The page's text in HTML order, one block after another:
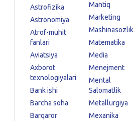
Astrofizika
Astronomiya
Atrof-muhit
fanlari
Aviatsiya
Axborot
texnologiyalari
Bank ishi
Barcha soha
Barqaror
Mantiq
Marketing
Mashinasozlik
Matematika
Media
Menejment
Mental
Salomatlik
Metallurgiya
Mexanika